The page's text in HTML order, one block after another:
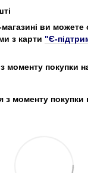
ви можете
з карти "Є-
моменту покупки
з моменту покупки